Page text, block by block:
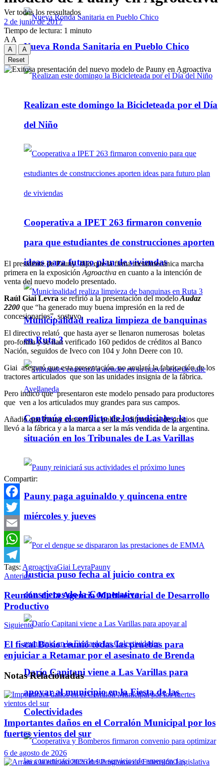
Nueva Ronda Sanitaria en Pueblo Chico
Realizan este domingo la Bicicleteada por el Día
del Niño
Cooperativa a IPET 263 firmaron convenio
para que estudiantes de construcciones aporten
ideas para futuro plan de viviendas
Municipalidad realiza limpieza de banquinas
en Ruta 3
Continúa el conflicto de los judiciales: la
situación en los Tribunales de Las Varillas
Pauny paga aguinaldo y quincena entre
miércoles y jueves
Justicia puso fecha al juicio contra ex
consejeros de la Cooperativa
Darío Capitani viene a Las Varillas para
apoyar al municipio en la Fiesta de las
Colectividades
Ver todos los ressultados
2 de junio de 2017
Tiempo de lectura: 1 minuto
A A
A
A
Reset
El presidente de Pauny dijo que la firma metalmecánica marcha
primera en la exposición Agroactiva en cuanto a la intención de
venta del nuevo modelo presentado.
Raúl Giai Levra se refirió a la presentación del modeloAudaz
2200 que “ha generado muy buena impresión en la red de
concesionarios”, sostuvo.
El directivo relató que hasta ayer se llenaron numerosas boletas
pro-forma y se han verificado 160 pedidos de créditos al Banco
Nación, seguidos de Iveco con 104 y John Deere con 10.
Giai aseguró que esta presentación no anulará la fabricación de los
tractores articulados que son las unidades insignia de la fábrica.
Pero indicó que presentaron este modelo pensado para productores
que ven a los articulados muy grandes para sus campos.
Añadió que Pauny conserva la política diferencial de precios que
llevó a la fábrica y a la marca a ser la más vendida de la argentina.
Compartir:
Facebook
Twitter
Email
WhatsApp
Telegram
Tags: AgroactivaGiai LevraPauny
Anterior
Reunión de la Agencia Multisectorial de Desarrollo
Productivo
Siguiente
El fiscal Bosio reunió todas las pruebas para
enjuiciar a Retamar por el asesinato de Brenda
NotasRelacionadas
Importantes daños en el Corralón Municipal por los
fuertes vientos del sur
6 de agosto de 2026